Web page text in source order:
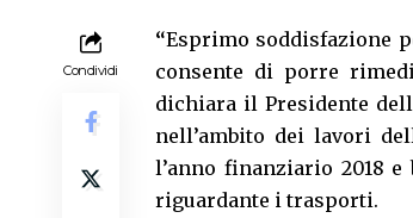
Condividi
“Esprimo soddisfazione
consente di porre
dichiara il Presidente
nell’ambito dei lavori
l’anno finanziario 2018
riguardante i trasporti.